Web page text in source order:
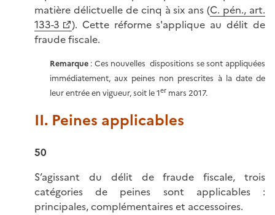
matière délictuelle de cinq à six ans (C. pén., art.
133-3
). Cette réforme s'applique au délit de
fraude fiscale.
Remarque: Ces nouvelles dispositions se sont appliquées
immédiatement, aux peines non prescrites à la date de
leur entrée en vigueur, soit le 1ermars 2017.
II. Peines applicables
50
S’agissant du délit de fraude fiscale, trois
catégories de peines sont applicables :
principales, complémentaires et accessoires.